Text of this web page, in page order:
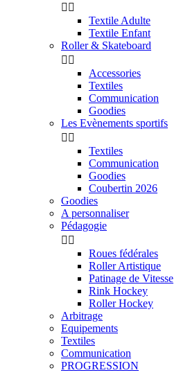
 
Textile Adulte
Textile Enfant
Roller & Skateboard
 
Accessories
Textiles
Communication
Goodies
Les Evènements sportifs
 
Textiles
Communication
Goodies
Coubertin 2026
Goodies
A personnaliser
Pédagogie
 
Roues fédérales
Roller Artistique
Patinage de Vitesse
Rink Hockey
Roller Hockey
Arbitrage
Equipements
Textiles
Communication
PROGRESSION